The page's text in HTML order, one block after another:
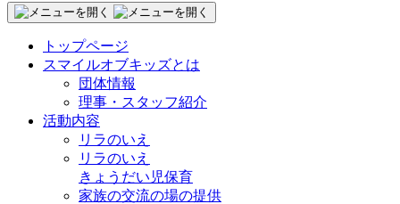
トップページ
スマイルオブキッズとは
団体情報
理事・スタッフ紹介
活動内容
リラのいえ
リラのいえ
きょうだい児保育
家族の交流の場の提供